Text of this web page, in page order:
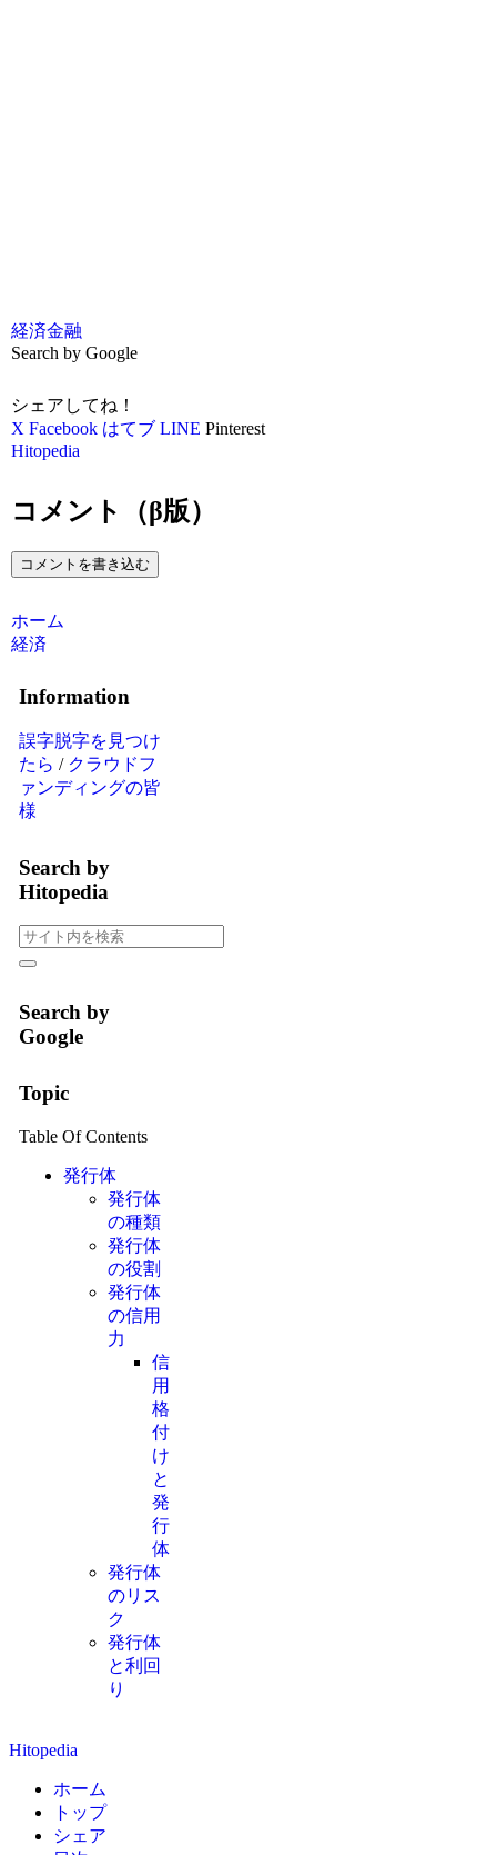
経済金融
Search by Google
シェアしてね！
X Facebook はてブ LINE Pinterest
Hitopedia
コメント（β版）
コメントを書き込む
ホーム
経済
Information
誤字脱字を見つけ
たら / クラウドフ
ァンディングの皆
様
Search by
Hitopedia
Search by
Google
Topic
Table Of Contents
発行体
発行体
の種類
発行体
の役割
発行体
の信用
力
信
用
格
付
け
と
発
行
体
発行体
のリス
ク
発行体
と利回
り
Hitopedia
ホーム
トップ
シェア